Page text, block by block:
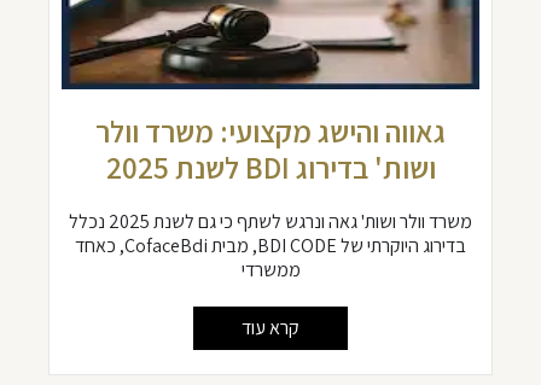
גאווה והישג מקצועי: משרד וולר
ושות' בדירוג BDI לשנת 2025
משרד וולר ושות' גאה ונרגש לשתף כי גם לשנת 2025 נכלל
בדירוג היוקרתי של BDI CODE, מבית CofaceBdi, כאחד
ממשרדי
קרא עוד